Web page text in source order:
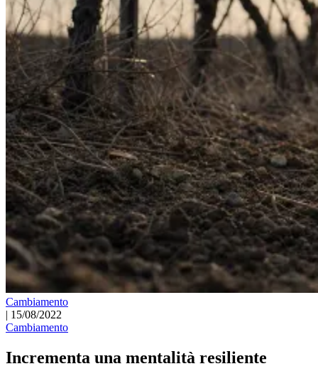
Cambiamento
| 15/08/2022
Cambiamento
Incrementa una mentalità resiliente